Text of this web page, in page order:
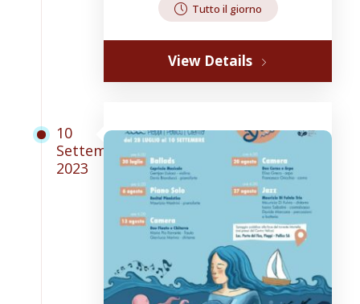
Tutto il giorno
View Details
10
Settembre
2023